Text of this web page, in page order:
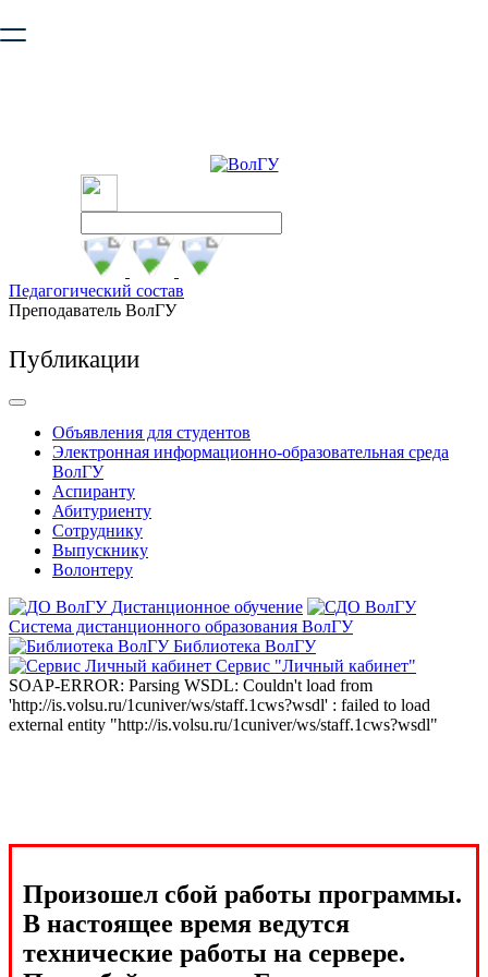
безопасную работу с сайтом. Пожалуйста
Педагогический состав
Преподаватель ВолГУ
Публикации
Объявления для студентов
Электронная информационно-образовательная среда
ВолГУ
Аспиранту
Абитуриенту
Сотруднику
Выпускнику
Волонтеру
Дистанционное обучение
Система дистанционного образования ВолГУ
Библиотека ВолГУ
Сервис "Личный кабинет"
SOAP-ERROR: Parsing WSDL: Couldn't load from
'http://is.volsu.ru/1cuniver/ws/staff.1cws?wsdl' : failed to load
external entity "http://is.volsu.ru/1cuniver/ws/staff.1cws?wsdl"
Произошел сбой работы программы.
В настоящее время ведутся
технические работы на сервере.